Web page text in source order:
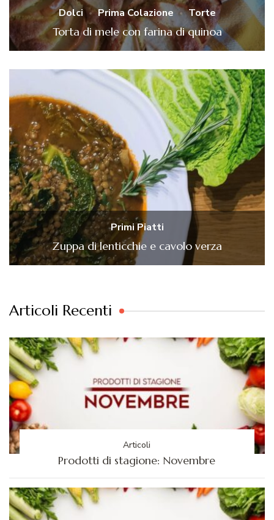
Dolci Prima Colazione Torte
Torta di mele con farina di quinoa
Primi Piatti
Zuppa di lenticchie e cavolo verza
Articoli Recenti
Articoli
Prodotti di stagione: Novembre